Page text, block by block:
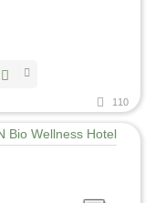
110